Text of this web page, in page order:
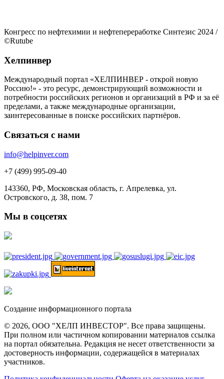
Конгресс по нефтехимии и нефтепереработке Синтезис 2024 /
©Rutube
Хелпинвер
Международный портал «ХЕЛПИНВЕР - открой новую
Россию!» - это ресурс, демонстрирующий возможности и
потребности российских регионов и организаций в РФ и за её
пределами, а также международные организации,
заинтересованные в поиске российских партнёров.
Связаться с нами
info@helpinver.com
+7 (499) 995-09-40
143360, РФ, Московская область, г. Апрелевка, ул.
Островского, д. 38, пом. 7
Мы в соцсетях
Создание информационного портала
© 2026, ООО "ХЕЛП ИНВЕСТОР". Все права защищены.
При полном или частичном копировании материалов ссылка
на портал обязательна. Редакция не несет ответственности за
достоверность информации, содержащейся в материалах
участников.